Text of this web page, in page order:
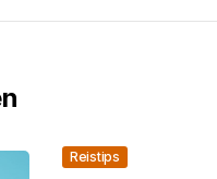
Reistips